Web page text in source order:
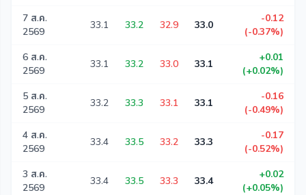
7 ส.ค.
2569
33.1 33.2 32.9 33.0
-0.12
(-0.37%)
6 ส.ค.
2569
33.1 33.2 33.0 33.1
+0.01
(+0.02%)
5 ส.ค.
2569
33.2 33.3 33.1 33.1
-0.16
(-0.49%)
4 ส.ค.
2569
33.4 33.5 33.2 33.3
-0.17
(-0.52%)
3 ส.ค.
2569
33.4 33.5 33.3 33.4
+0.02
(+0.05%)